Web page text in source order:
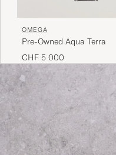
OMEGA
Pre-Owned Aqua Terra
CHF 5 000